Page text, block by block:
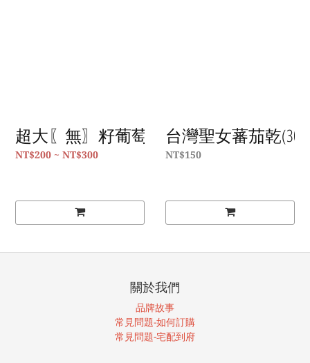
超大〖無〗籽葡萄乾【真食材本舖・
NT$200 ~ NT$300
台灣聖女蕃茄乾
NT$150
關於我們
品牌故事
常見問題-如何訂購
常見問題-宅配到府